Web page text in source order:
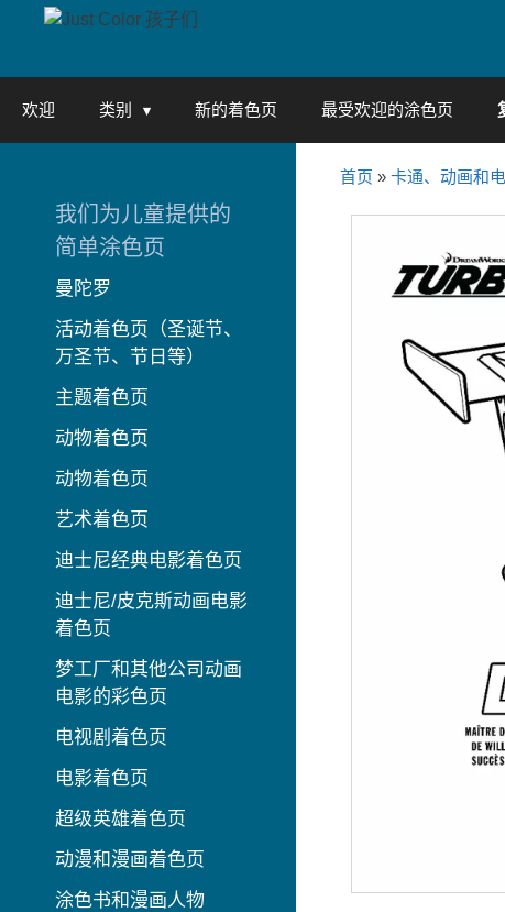
欢迎 类别 新的着色页 最受欢迎的涂色页
首页 » 卡通、动画和
我们为儿童提供的
简单涂色页
曼陀罗
活动着色页（圣诞节、
万圣节、节日等）
主题着色页
动物着色页
动物着色页
艺术着色页
迪士尼经典电影着色页
迪士尼/皮克斯动画电影
着色页
梦工厂和其他公司动画
电影的彩色页
电视剧着色页
电影着色页
超级英雄着色页
动漫和漫画着色页
涂色书和漫画人物